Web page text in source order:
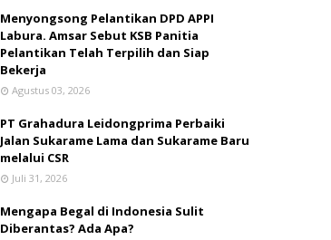
Menyongsong Pelantikan DPD APPI
Labura. Amsar Sebut KSB Panitia
Pelantikan Telah Terpilih dan Siap
Bekerja
Agustus 03, 2026
PT Grahadura Leidongprima Perbaiki
Jalan Sukarame Lama dan Sukarame Baru
melalui CSR
Juli 31, 2026
Mengapa Begal di Indonesia Sulit
Diberantas? Ada Apa?